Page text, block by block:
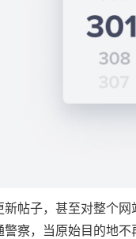
帖子，甚至对整个
察，当原始目的地